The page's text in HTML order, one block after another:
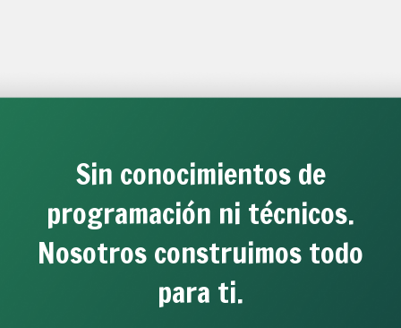
Sin conocimientos de
programación ni técnicos.
Nosotros construimos todo
para ti.